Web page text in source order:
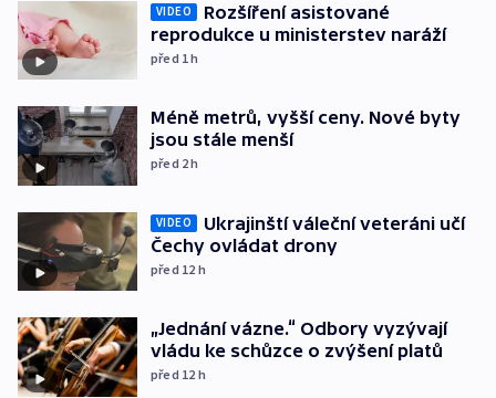
VIDEO
Rozšíření asistované
reprodukce u ministerstev naráží
před 1h
Méně metrů, vyšší ceny. Nové byty
jsou stále menší
před 2h
VIDEO
Ukrajinští váleční veteráni učí
Čechy ovládat drony
před 12 h
„Jednání vázne.“ Odbory vyzývají
vládu ke schůzce o zvýšení platů
před 12 h